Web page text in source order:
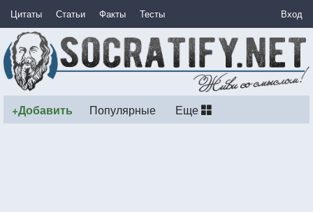
Цитаты Статьи Факты Тесты Вход
+Добавить Популярные Еще